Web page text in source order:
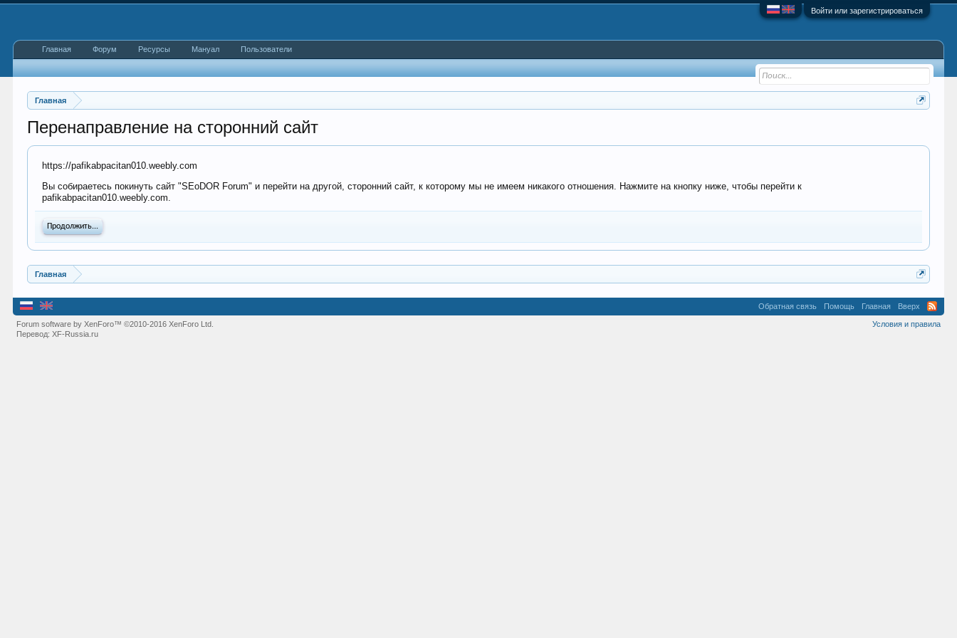
Войти или зарегистрироваться
Главная
Перенаправление на сторонний сайт
https://pafikabpacitan010.weebly.com
Вы собираетесь покинуть сайт "SEoDOR Forum" и перейти на другой, сторонний сайт, к которому мы не имеем никакого отношения. Нажмите на кнопку ниже, чтобы перейти к
pafikabpacitan010.weebly.com.
Продолжить...
Главная
Главная Форум Ресурсы Мануал Пользователи
Обратная связь Помощь Главная Вверх
Условия и правила
Forum software by XenForo™©2010-2016 XenForo Ltd.
Перевод:XF-Russia.ru